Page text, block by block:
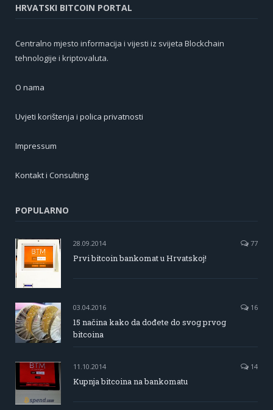
HRVATSKI BITCOIN PORTAL
Centralno mjesto informacija i vijesti iz svijeta Blockchain
tehnologije i kriptovaluta.
O nama
Uvjeti korištenja i polica privatnosti
Impressum
Kontakt i Consulting
POPULARNO
28.09.2014 77
Prvi bitcoin bankomat u Hrvatskoj!
03.04.2016 16
15 načina kako da dođete do svog prvog
bitcoina
11.10.2014 14
Kupnja bitcoina na bankomatu